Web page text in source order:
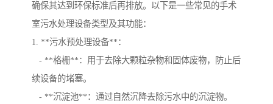
确保其达到环保标准后再排放。以下是一些常见的手术
室污水处理设备类型及其功能：
1. **污水预处理设备**：
- **格栅**：用于去除大颗粒杂物和固体废物，防止后
续设备的堵塞。
- **沉淀池**：通过自然沉降去除污水中的沉淀物。